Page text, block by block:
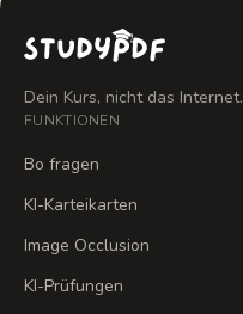
Dein Kurs, nicht das Internet.
FUNKTIONEN
Bo fragen
KI-Karteikarten
Image Occlusion
KI-Prüfungen